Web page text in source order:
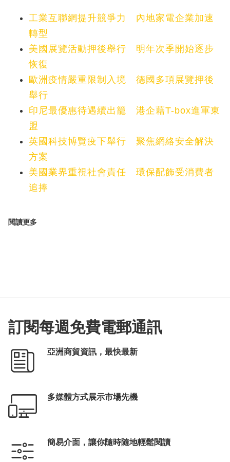
工業互聯網提升競爭力 內地家電企業加速
轉型
美國展覽活動押後舉行 明年次季開始逐步
恢復
歐洲疫情嚴重限制入境 德國多項展覽押後
舉行
印尼最優惠待遇續出籠 港企藉T-box進軍東
盟
英國科技博覽疫下舉行 聚焦網絡安全解決
方案
美國業界重視社會責任 環保配飾受消費者
追捧
閱讀更多
訂閱每週免費電郵通訊
亞洲商貿資訊，最快最新
多媒體方式展示市場先機
簡易介面，讓你隨時隨地輕鬆閱讀